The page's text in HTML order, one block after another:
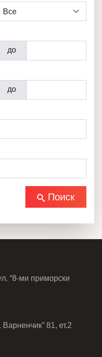
до
до
Поиск
“8-ми приморски
81, ет.2